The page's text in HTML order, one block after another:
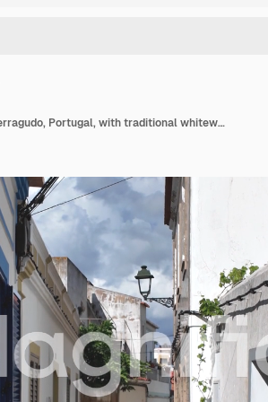
Picturesque cobbled alleyway in Ferragudo, Portugal, with traditional whitewashed buildings, blue accents, and green plants, creating a charming and inviting atmosphere